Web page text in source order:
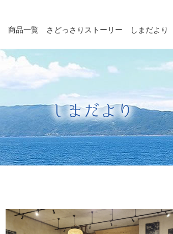
商品一覧 さどっさりストーリー しまだより